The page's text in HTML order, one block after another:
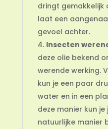
dringt gemakkelijk
laat een
gevoel achter.
Insecten
deze olie bekend
werende werking.
kun je een paar
water en in een
deze manier kun
natuurlijke manier